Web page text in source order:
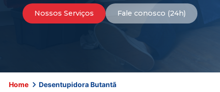
Nossos Serviços Fale conosco (24h)
Home Desentupidora Butantã